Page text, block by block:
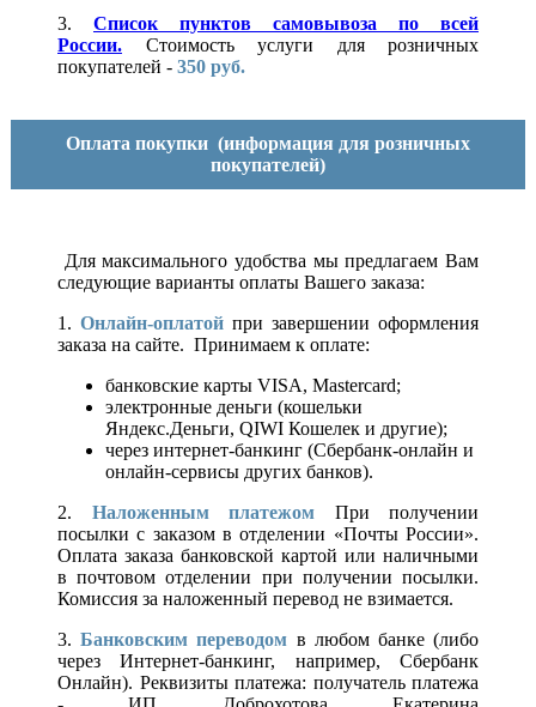
3. Список пунктов самовывоза по всей
России.
Стоимость услуги для розничных
покупателей - 350 руб.
Оплата покупки (информация для розничных
покупателей)
Для максимального удобства мы предлагаем Вам
следующие варианты оплаты Вашего заказа:
1. Онлайн-оплатой при завершении оформления
заказа на сайте. Принимаем к оплате:
банковские карты VISA, Mastercard;
электронные деньги (кошельки
Яндекс.Деньги, QIWI Кошелек и другие);
через интернет-банкинг (Сбербанк-онлайн и
онлайн-сервисы других банков).
2. Наложенным платежом При получении
посылки с заказом в отделении «Почты России».
Оплата заказа банковской картой или наличными
в почтовом отделении при получении посылки.
Комиссия за наложенный перевод не взимается.
3.Банковским переводом в любом банке (либо
через Интернет-банкинг, например, Сбербанк
Онлайн). Реквизиты платежа: получатель платежа